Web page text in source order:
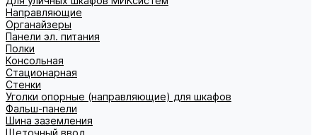
Направляющие
Органайзеры
Панели эл. питания
Полки
Консольная
Стационарная
Стенки
Уголки опорные (направляющие) для шкафов
Фальш-панели
Шина заземления
Щеточный ввод